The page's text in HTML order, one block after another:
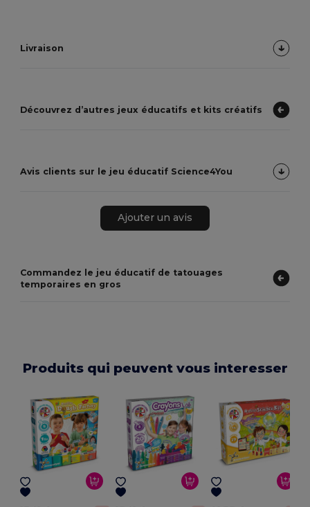
Livraison
Découvrez d’autres jeux éducatifs et kits créatifs
Avis clients sur le jeu éducatif Science4You
Ajouter un avis
Commandez le jeu éducatif de tatouages
temporaires en gros
Produits qui peuvent vous interesser